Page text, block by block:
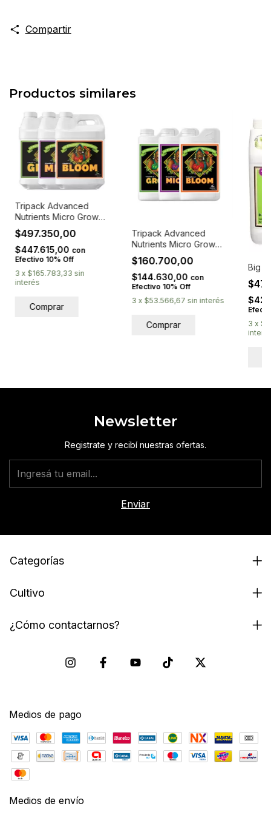
Compartir
Productos similares
Tripack Advanced
Nutrients Micro Grow
Bloom 4L
$497.350,00
$447.615,00 con
Efectivo 10% Off
3 x $165.783,33 sin
interés
Tripack Advanced
Nutrients Micro Grow
Bloom 1000ml
$160.700,00
$144.630,00 con
Efectivo 10% Off
3 x $53.566,67 sin interés
Big
3 x
Newsletter
Registrate y recibí nuestras ofertas.
Categorías
Cultivo
¿Cómo contactarnos?
Medios de pago
Medios de envío